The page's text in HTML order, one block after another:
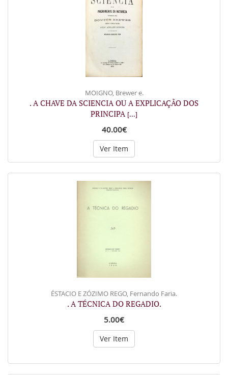
MOIGNO, Brewer e.
. A CHAVE DA SCIENCIA OU A EXPLICAÇÃO DOS
PRINCIPA [...]
40.00€
Ver Item
ÉSTACIO E ZÓZIMO REGO, Fernando Faria.
. A TÉCNICA DO REGADIO.
5.00€
Ver Item